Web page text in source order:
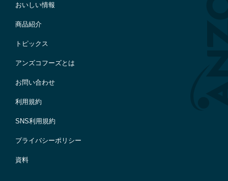
おいしい情報
商品紹介
トピックス
アンズコフーズとは
お問い合わせ
利用規約
SNS利用規約
プライバシーポリシー
資料